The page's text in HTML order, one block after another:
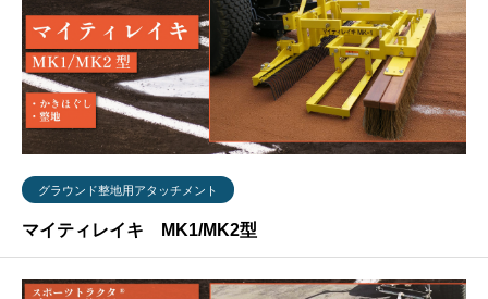
グラウンド整地用アタッチメント
マイティレイキ MK1/MK2型